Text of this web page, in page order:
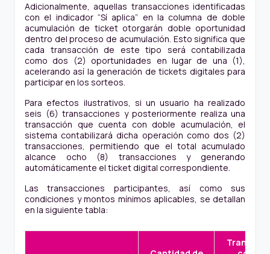
Adicionalmente, aquellas transacciones identificadas
con el indicador “Sí aplica” en la columna de doble
acumulación de ticket otorgarán doble oportunidad
dentro del proceso de acumulación. Esto significa que
cada transacción de este tipo será contabilizada
como dos (2) oportunidades en lugar de una (1),
acelerando así la generación de tickets digitales para
participar en los sorteos.
Para efectos ilustrativos, si un usuario ha realizado
seis (6) transacciones y posteriormente realiza una
transacción que cuenta con doble acumulación, el
sistema contabilizará dicha operación como dos (2)
transacciones, permitiendo que el total acumulado
alcance ocho (8) transacciones y generando
automáticamente el ticket digital correspondiente.
Las transacciones participantes, así como sus
condiciones y montos mínimos aplicables, se detallan
en la siguiente tabla: